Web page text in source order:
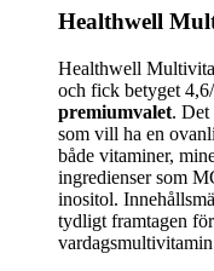
Healthwell
Healthwell
och fick betyget
premiumvalet. Det
som vill ha en
både vitaminer,
ingredienser som
inositol.
tydligt framtagen